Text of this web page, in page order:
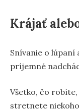
Krájať
Snívanie o lúpaní
príjemné
Všetko, čo robíte,
stretnete